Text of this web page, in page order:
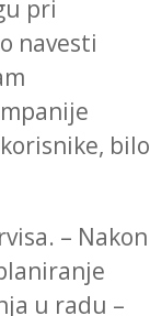
pri
navesti
bilo
– Nakon
u radu –